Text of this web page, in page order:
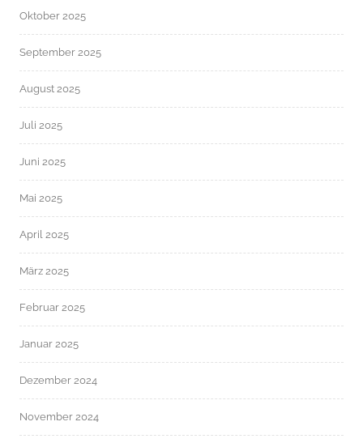
Oktober 2025
September 2025
August 2025
Juli 2025
Juni 2025
Mai 2025
April 2025
März 2025
Februar 2025
Januar 2025
Dezember 2024
November 2024